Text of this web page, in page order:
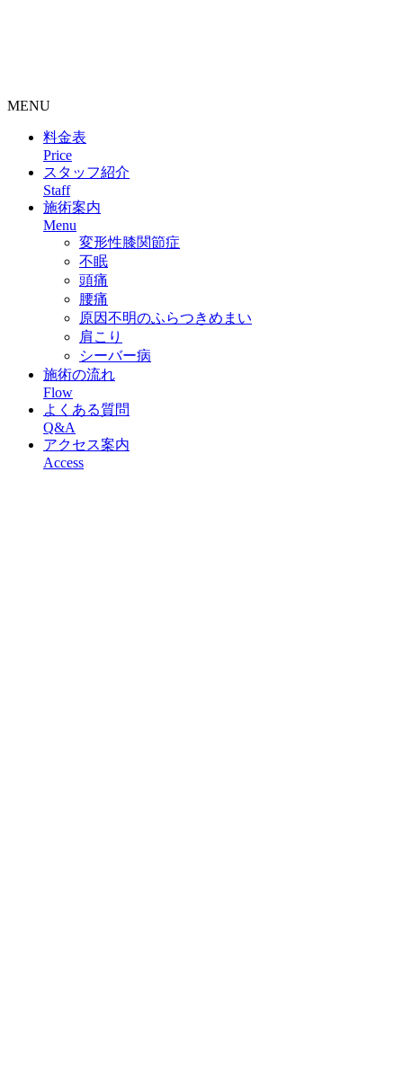
MENU
料金表
Price
スタッフ紹介
Staff
施術案内
Menu
変形性膝関節症
不眠
頭痛
腰痛
原因不明のふらつきめまい
肩こり
シーバー病
施術の流れ
Flow
よくある質問
Q&A
アクセス案内
Access